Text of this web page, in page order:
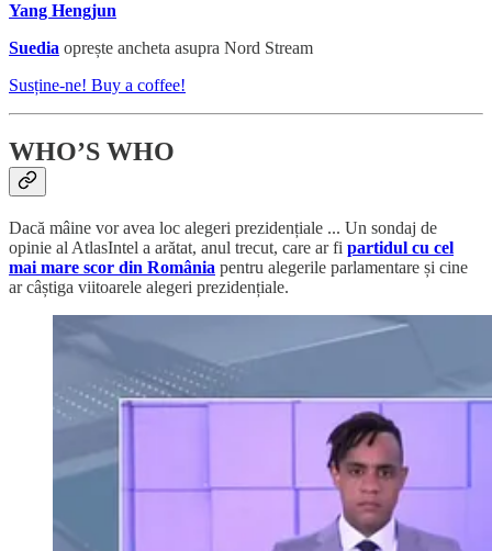
Yang Hengjun
Suedia oprește ancheta asupra Nord Stream
Susține-ne! Buy a coffee!
WHO’S WHO
Dacă mâine vor avea loc alegeri prezidențiale ... Un sondaj de
opinie al AtlasIntel a arătat, anul trecut, care ar fi partidul cu cel
mai mare scor din România pentru alegerile parlamentare și cine
ar câștiga viitoarele alegeri prezidențiale.